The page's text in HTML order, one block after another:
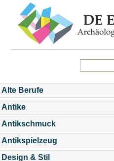
Alte Berufe
Antike
Antikschmuck
Antikspielzeug
Design & Stil